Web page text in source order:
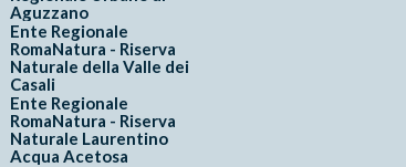
Aguzzano
Ente Regionale
RomaNatura - Riserva
Naturale della Valle dei
Casali
Ente Regionale
RomaNatura - Riserva
Naturale Laurentino
Acqua Acetosa